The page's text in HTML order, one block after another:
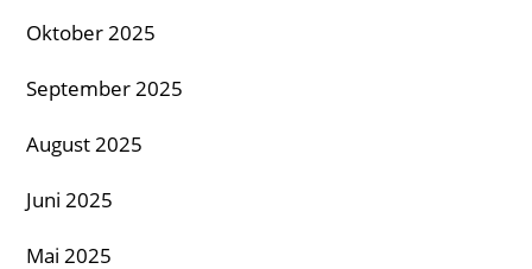
Oktober 2025
September 2025
August 2025
Juni 2025
Mai 2025